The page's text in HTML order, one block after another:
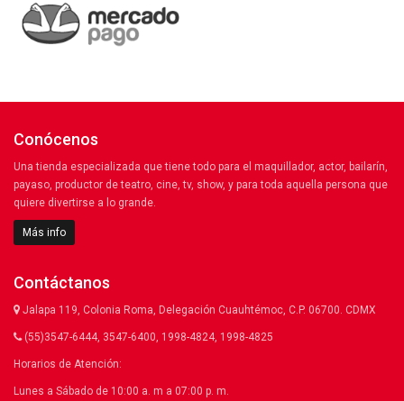
Conócenos
Una tienda especializada que tiene todo para el maquillador, actor, bailarín,
payaso, productor de teatro, cine, tv, show, y para toda aquella persona que
quiere divertirse a lo grande.
Más info
Contáctanos
Jalapa 119, Colonia Roma, Delegación Cuauhtémoc, C.P. 06700. CDMX
(55)3547-6444, 3547-6400, 1998-4824, 1998-4825
Horarios de Atención:
Lunes a Sábado de 10:00 a. m a 07:00 p. m.